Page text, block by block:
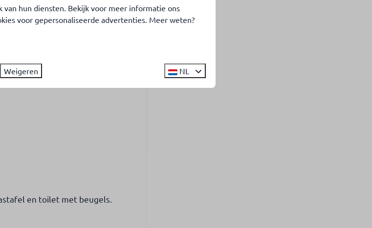
bungalow heeft een moderne
zithoek en gratis WIFI. Moderne
koffiezetapparaat en
en toilet met beugels.
van hun diensten. Bekijk voor meer informatie ons
voor gepersonaliseerde advertenties. Meer weten?
Weigeren NL